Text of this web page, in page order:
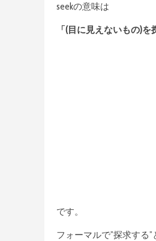
seekの意味は
「(目に見えないもの)を
です。
フォーマルで”探求する